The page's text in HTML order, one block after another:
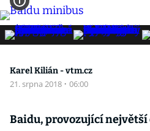
Karel Kilián - vtm.cz
21. srpna 2018 · 06:00
Baidu, provozující největší